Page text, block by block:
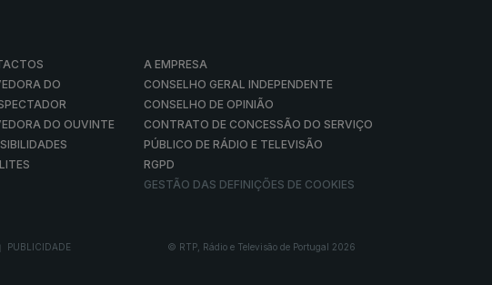
DO
DO OUVINTE
A EMPRESA
CONSELHO GERAL INDEPENDENTE
CONSELHO DE OPINIÃO
CONTRATO DE CONCESSÃO DO SERVIÇO
PÚBLICO DE RÁDIO E TELEVISÃO
RGPD
GESTÃO DAS DEFINIÇÕES DE COOKIES
PUBLICIDADE © RTP, Rádio e Televisão de Portugal 2026